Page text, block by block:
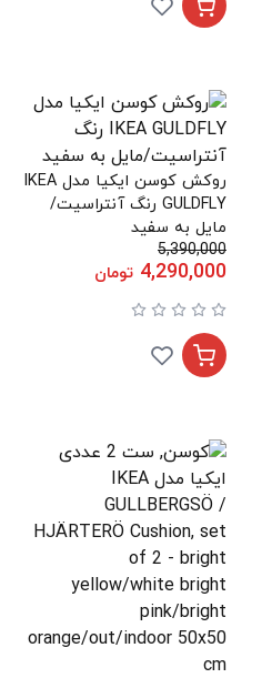
روکش کوسن ایکیا مدل IKEA
GULDFLY رنگ آنتراسیت/
مایل به سفید
5,390,000
4,290,000 تومان